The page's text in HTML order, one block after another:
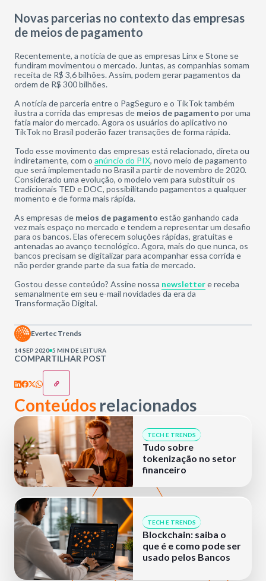
Novas parcerias no contexto das empresas
de meios de pagamento
Recentemente, a notícia de que as empresas Linx e Stone se
fundiram movimentou o mercado. Juntas, as companhias somam
receita de R$ 3,6 bilhões. Assim, podem gerar pagamentos da
ordem de R$ 300 bilhões.
A notícia de parceria entre o PagSeguro e o TikTok também
ilustra a corrida das empresas de meios de pagamento por uma
fatia maior do mercado. Agora os usuários do aplicativo no
TikTok no Brasil poderão fazer transações de forma rápida.
Todo esse movimento das empresas está relacionado, direta ou
indiretamente, com o anúncio do PIX, novo meio de pagamento
que será implementado no Brasil a partir de novembro de 2020.
Considerado uma evolução, o modelo vem para substituir os
tradicionais TED e DOC, possibilitando pagamentos a qualquer
momento e de forma mais rápida.
As empresas de meios de pagamento estão ganhando cada
vez mais espaço no mercado e tendem a representar um desafio
para os bancos. Elas oferecem soluções rápidas, gratuitas e
antenadas ao avanço tecnológico. Agora, mais do que nunca, os
bancos precisam se digitalizar para acompanhar essa corrida e
não perder grande parte da sua fatia de mercado.
Gostou desse conteúdo? Assine nossa newslettere receba
semanalmente em seu e-mail novidades da era da
Transformação Digital.
COMPARTILHAR POST
Evertec Trends
14 SEP 2020 5 MIN DE LEITURA
Conteúdos relacionados
TECH E TRENDS
Tudo sobre
tokenização no setor
financeiro
TECH E TRENDS
Blockchain: saiba o
que é e como pode ser
usado pelos Bancos